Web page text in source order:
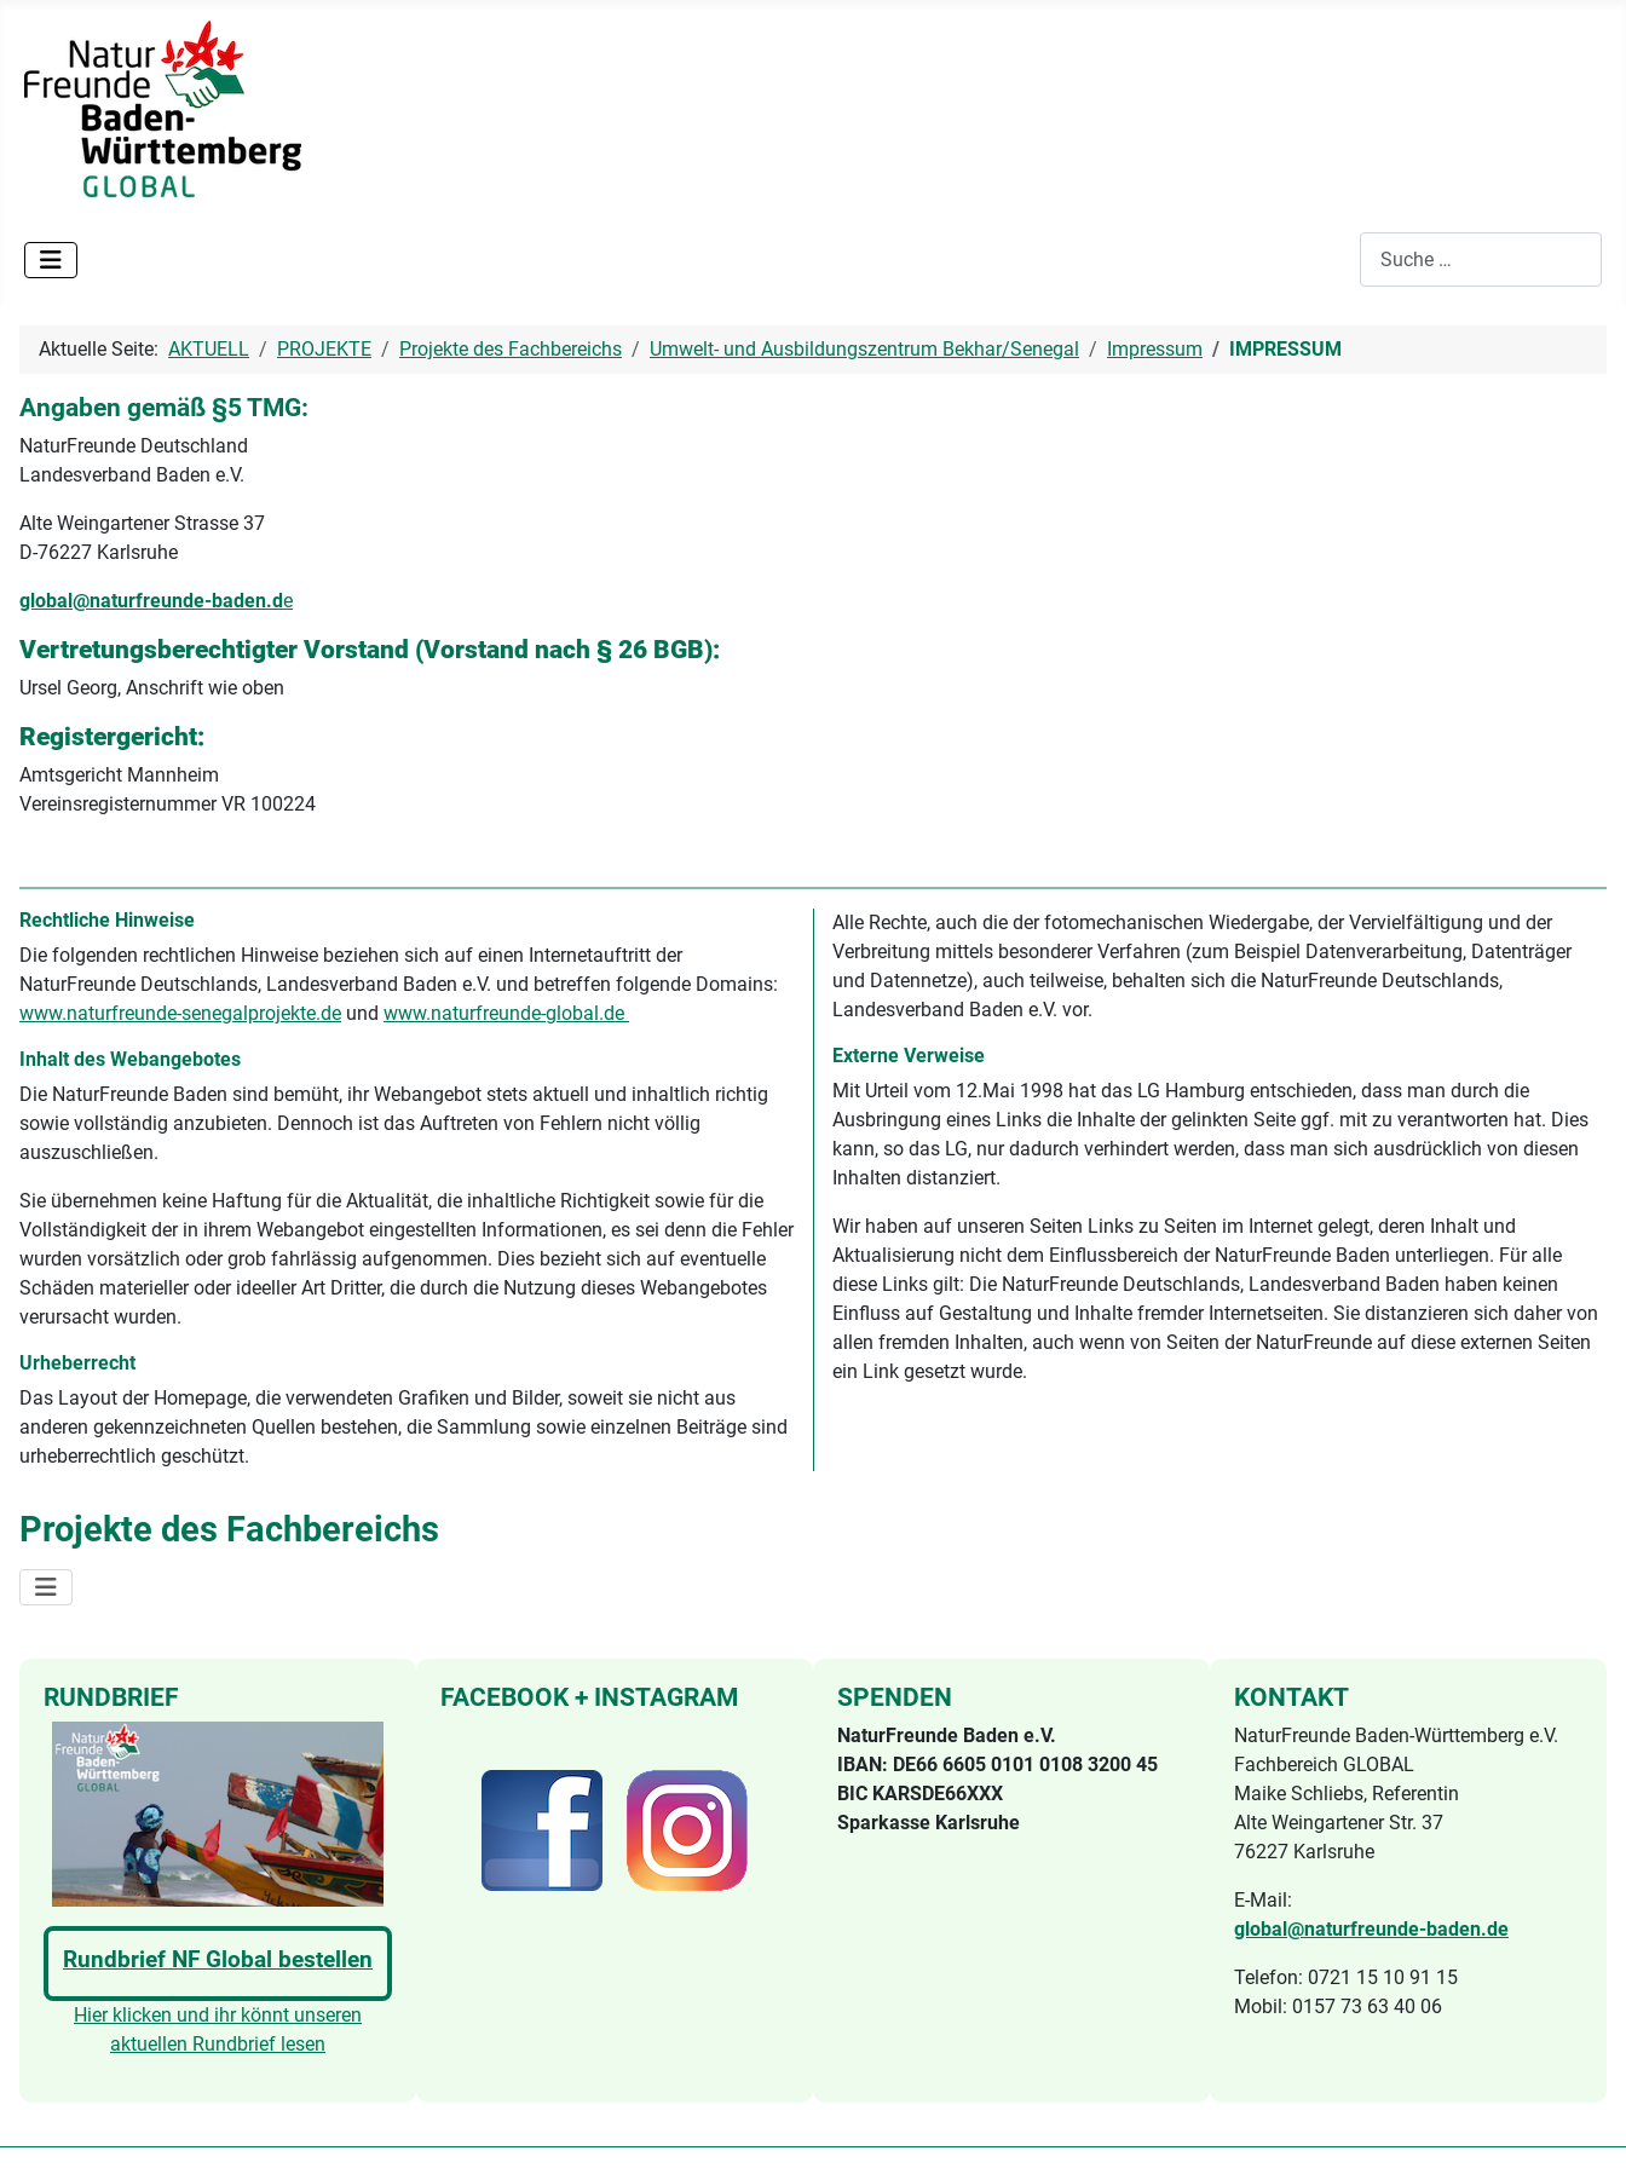
Aktuelle Seite: AKTUELL PROJEKTE Projekte des Fachbereichs Umwelt- und Ausbildungszentrum Bekhar/Senegal Impressum IMPRESSUM
Angaben gemäß §5 TMG:
NaturFreunde Deutschland
Landesverband Baden e.V.
Alte Weingartener Strasse 37
D-76227 Karlsruhe
global@naturfreunde-baden.de
Vertretungsberechtigter Vorstand (Vorstand nach § 26 BGB):
Ursel Georg, Anschrift wie oben
Registergericht:
Amtsgericht Mannheim
Vereinsregisternummer VR 100224
Rechtliche Hinweise
Die folgenden rechtlichen Hinweise beziehen sich auf einen Internetauftritt der
NaturFreunde Deutschlands, Landesverband Baden e.V. und betreffen folgende Domains:
www.naturfreunde-senegalprojekte.de und www.naturfreunde-global.de
Inhalt des Webangebotes
Die NaturFreunde Baden sind bemüht, ihr Webangebot stets aktuell und inhaltlich richtig
sowie vollständig anzubieten. Dennoch ist das Auftreten von Fehlern nicht völlig
auszuschließen.
Sie übernehmen keine Haftung für die Aktualität, die inhaltliche Richtigkeit sowie für die
Vollständigkeit der in ihrem Webangebot eingestellten Informationen, es sei denn die Fehler
wurden vorsätzlich oder grob fahrlässig aufgenommen. Dies bezieht sich auf eventuelle
Schäden materieller oder ideeller Art Dritter, die durch die Nutzung dieses Webangebotes
verursacht wurden.
Urheberrecht
Das Layout der Homepage, die verwendeten Grafiken und Bilder, soweit sie nicht aus
anderen gekennzeichneten Quellen bestehen, die Sammlung sowie einzelnen Beiträge sind
urheberrechtlich geschützt.
Alle Rechte, auch die der fotomechanischen Wiedergabe, der Vervielfältigung und der
Verbreitung mittels besonderer Verfahren (zum Beispiel Datenverarbeitung, Datenträger
und Datennetze), auch teilweise, behalten sich die NaturFreunde Deutschlands,
Landesverband Baden e.V. vor.
Externe Verweise
Mit Urteil vom 12.Mai 1998 hat das LG Hamburg entschieden, dass man durch die
Ausbringung eines Links die Inhalte der gelinkten Seite ggf. mit zu verantworten hat. Dies
kann, so das LG, nur dadurch verhindert werden, dass man sich ausdrücklich von diesen
Inhalten distanziert.
Wir haben auf unseren Seiten Links zu Seiten im Internet gelegt, deren Inhalt und
Aktualisierung nicht dem Einflussbereich der NaturFreunde Baden unterliegen. Für alle
diese Links gilt: Die NaturFreunde Deutschlands, Landesverband Baden haben keinen
Einfluss auf Gestaltung und Inhalte fremder Internetseiten. Sie distanzieren sich daher von
allen fremden Inhalten, auch wenn von Seiten der NaturFreunde auf diese externen Seiten
ein Link gesetzt wurde.
Projekte des Fachbereichs
RUNDBRIEF
Rundbrief NF Global bestellen
Hier klicken und ihr könnt unseren
aktuellen Rundbrief lesen
FACEBOOK + INSTAGRAM SPENDEN
NaturFreunde Baden e.V.
IBAN: DE66 6605 0101 0108 3200 45
BIC KARSDE66XXX
Sparkasse Karlsruhe
KONTAKT
NaturFreunde Baden-Württemberg e.V.
Fachbereich GLOBAL
Maike Schliebs, Referentin
Alte Weingartener Str. 37
76227 Karlsruhe
E-Mail:
global@naturfreunde-baden.de
Telefon: 0721 15 10 91 15
Mobil: 0157 73 63 40 06